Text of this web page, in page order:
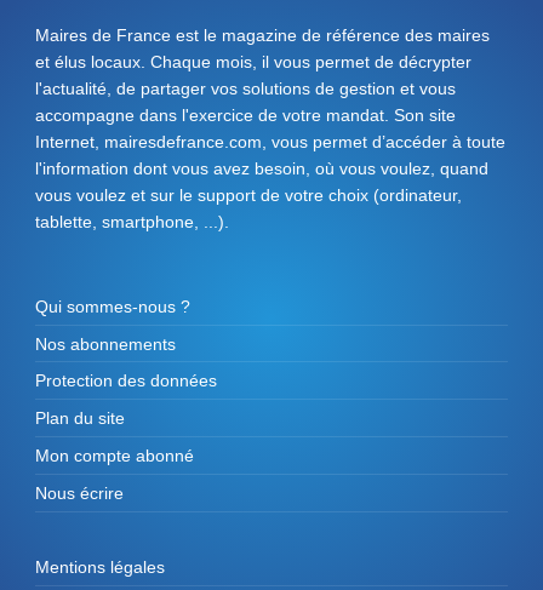
Maires de France est le magazine de référence des maires
et élus locaux. Chaque mois, il vous permet de décrypter
l'actualité, de partager vos solutions de gestion et vous
accompagne dans l'exercice de votre mandat. Son site
Internet, mairesdefrance.com, vous permet d’accéder à toute
l'information dont vous avez besoin, où vous voulez, quand
vous voulez et sur le support de votre choix (ordinateur,
tablette, smartphone, ...).
Qui sommes-nous ?
Nos abonnements
Protection des données
Plan du site
Mon compte abonné
Nous écrire
Mentions légales